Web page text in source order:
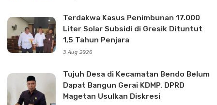
Terdakwa Kasus Penimbunan 17.000
Liter Solar Subsidi di Gresik Dituntut
1,5 Tahun Penjara
3 Aug 2026
Tujuh Desa di Kecamatan Bendo Belum
Dapat Bangun Gerai KDMP, DPRD
Magetan Usulkan Diskresi